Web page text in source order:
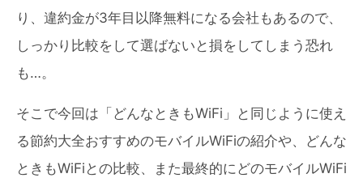
り、違約金が3年目以降無料になる会社もあるので、
しっかり比較をして選ばないと損をしてしまう恐れ
も…。
そこで今回は「どんなときもWiFi」と同じように使え
る節約大全おすすめのモバイルWiFiの紹介や、どんな
ときもWiFiとの比較、また最終的にどのモバイルWiFi